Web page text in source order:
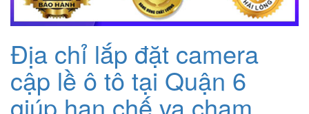
Địa chỉ lắp đặt camera
cập lề ô tô tại Quận 6
giúp hạn chế va chạm